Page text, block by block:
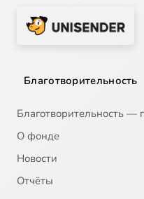
19
21
Благотворительность
Благотворительность
О фонде
Новости
Отчёты